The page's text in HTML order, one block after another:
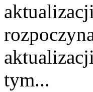
tym...